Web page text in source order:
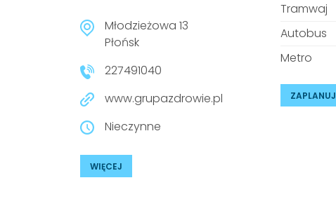
Młodzieżowa 13
Płońsk
227491040
www.grupazdrowie.pl
Nieczynne
WIĘCEJ
Tramwaj
Autobus
Metro
ZAPLANUJ